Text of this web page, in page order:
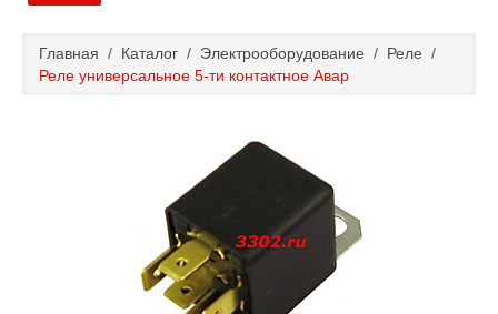
Каталог
Покупка и оплата
Главная / Каталог / Электрооборудование / Реле /
Реле универсальное 5-ти контактное Авар